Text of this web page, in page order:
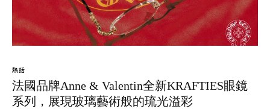
熱話
法國品牌Anne & Valentin全新KRAFTIES眼鏡
系列，展現玻璃藝術般的琉光溢彩